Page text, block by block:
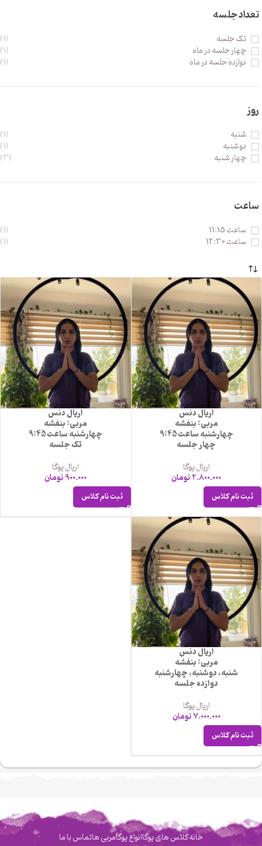
تعداد جلسه
تک جلسه (1)
چهار جلسه در ماه (1)
دوازده جلسه در ماه (1)
روز
شنبه (1)
دو شنبه (1)
چهار شنبه (3)
ساعت
ساعت 11:15 (1)
ساعت 12:30 (1)
اریال دنس
مربی: بنفشه
چهارشنبه ساعت 9:45
چهار جلسه
اریال یوگا
2.800.000تومان
ثبت نام کلاس
اریال دنس
مربی: بنفشه
چهارشنبه ساعت 9:45
تک جلسه
اریال یوگا
900.000تومان
ثبت نام کلاس
اریال دنس
مربی: بنفشه
شنبه، دوشنبه، چهارشنبه
دوازده جلسه
اریال یوگا
7.000.000تومان
ثبت نام کلاس
خانهکلاس های یوگاانواع یوگامربی هاتماس با ما